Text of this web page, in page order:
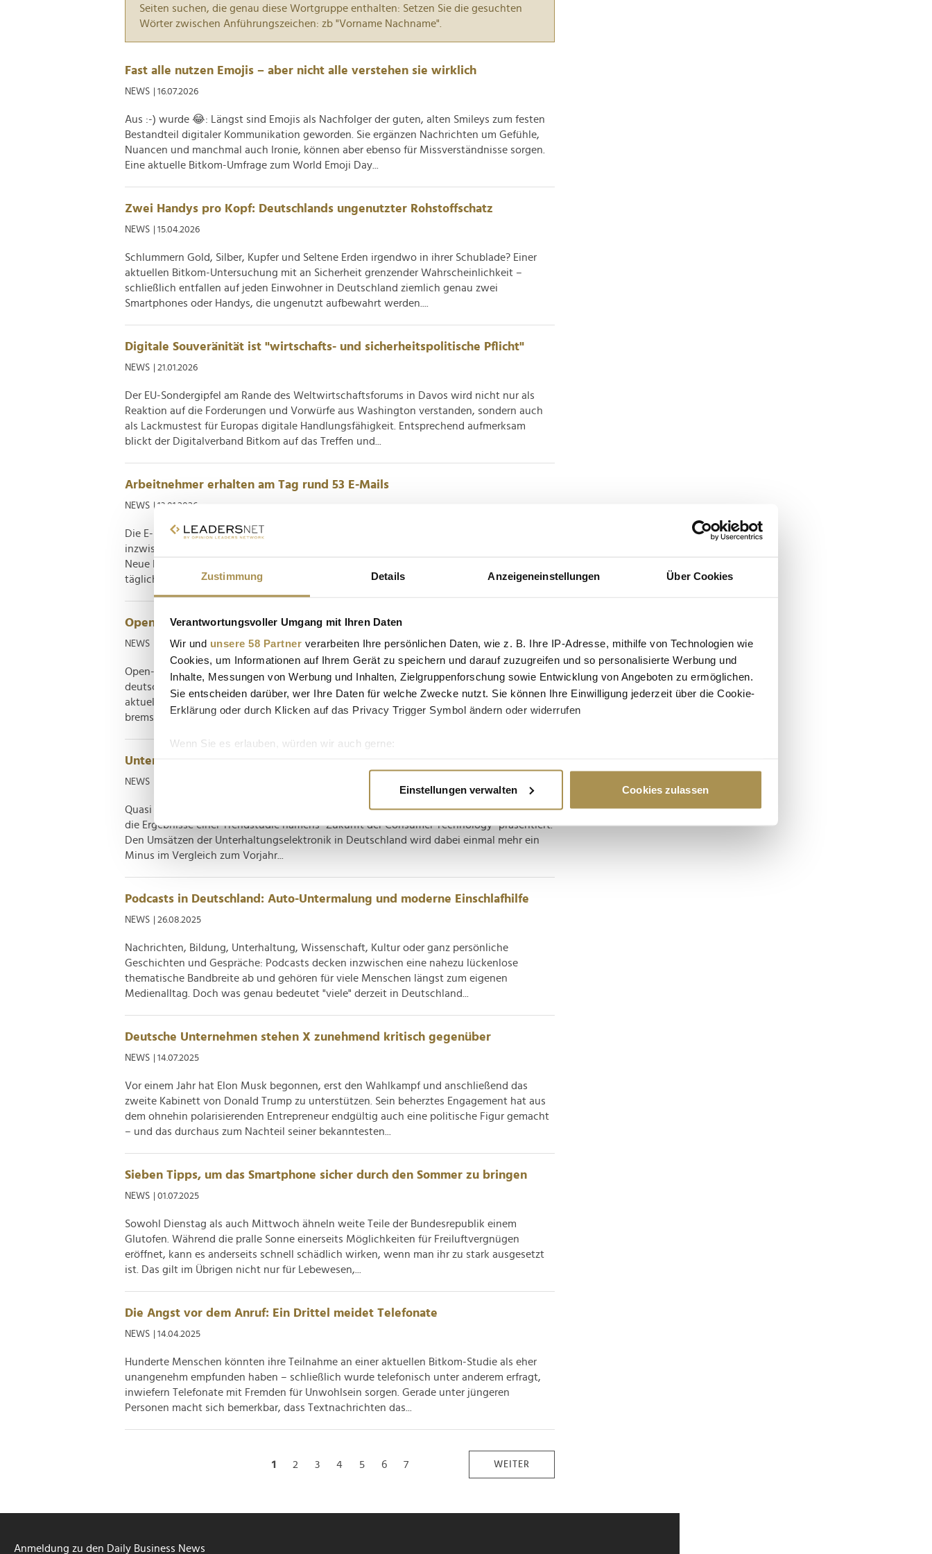
Zustimmung Details Anzeigeneinstellungen Über Cookies
Verantwortungsvoller Umgang mit Ihren Daten
Wir und unsere 58 Partner verarbeiten Ihre persönlichen Daten, wie z. B. Ihre IP-Adresse, mithilfe von Technologien wie
Cookies, um Informationen auf Ihrem Gerät zu speichern und darauf zuzugreifen und so personalisierte Werbung und
Inhalte, Messungen von Werbung und Inhalten, Zielgruppenforschung sowie Entwicklung von Angeboten zu ermöglichen.
Sie entscheiden darüber, wer Ihre Daten für welche Zwecke nutzt. Sie können Ihre Einwilligung jederzeit über die Cookie-
Erklärung oder durch Klicken auf das Privacy Trigger Symbol ändern oder widerrufen
Wenn Sie es erlauben, würden wir auch gerne:
Erfahren Sie mehr darüber, wie Ihre persönlichen Daten verarbeitet werden, und legen Sie Ihre Präferenzen im
Wir verwenden Cookies, um Inhalte und Anzeigen zu personalisieren, Funktionen für soziale Medien anbieten zu können
und die Zugriffe auf unsere Website zu analysieren. Außerdem geben wir Informationen zu Ihrer Verwendung unserer
Website an unsere Partner für soziale Medien, Werbung und Analysen weiter. Unsere Partner führen diese Informationen
möglicherweise mit weiteren Daten zusammen, die Sie ihnen bereitgestellt haben oder die sie im Rahmen Ihrer Nutzung
der Dienste gesammelt haben.
Einstellungen verwalten Cookies zulassen
Seiten suchen, die genau diese Wortgruppe enthalten: Setzen Sie die gesuchten
Wörter zwischen Anführungszeichen: zb "Vorname Nachname".
Fast alle nutzen Emojis – aber nicht alle verstehen sie wirklich
NEWS | 16.07.2026
Aus :-) wurde 😂: Längst sind Emojis als Nachfolger der guten, alten Smileys zum festen
Bestandteil digitaler Kommunikation geworden. Sie ergänzen Nachrichten um Gefühle,
Nuancen und manchmal auch Ironie, können aber ebenso für Missverständnisse sorgen.
Eine aktuelle Bitkom-Umfrage zum World Emoji Day...
Zwei Handys pro Kopf: Deutschlands ungenutzter Rohstoffschatz
NEWS | 15.04.2026
Schlummern Gold, Silber, Kupfer und Seltene Erden irgendwo in ihrer Schublade? Einer
aktuellen Bitkom-Untersuchung mit an Sicherheit grenzender Wahrscheinlichkeit –
schließlich entfallen auf jeden Einwohner in Deutschland ziemlich genau zwei
Smartphones oder Handys, die ungenutzt aufbewahrt werden....
Digitale Souveränität ist "wirtschafts- und sicherheitspolitische Pflicht"
NEWS | 21.01.2026
Der EU-Sondergipfel am Rande des Weltwirtschaftsforums in Davos wird nicht nur als
Reaktion auf die Forderungen und Vorwürfe aus Washington verstanden, sondern auch
als Lackmustest für Europas digitale Handlungsfähigkeit. Entsprechend aufmerksam
blickt der Digitalverband Bitkom auf das Treffen und...
Arbeitnehmer erhalten am Tag rund 53 E-Mails
NEWS | 13.01.2026
Die E-Mail-Flut im Job wächst weiter: Beschäftigte in Deutschland bekommen
inzwischen im Schnitt 53 berufliche Mails pro Tag – deutlich mehr als in den Vorjahren.
Neue BITKOM-Daten zeigen zudem, wie ungleich die Belastung verteilt ist: Viele erhalten
täglich weit über 50, manche sogar 100 und mehr...
Open Source treibt Deutschlands Wirtschaft voran
NEWS | 18.09.2025
Open-Source-Software ist längst kein Nischenphänomen mehr: Drei Viertel aller
deutschen Unternehmen setzen auf quelloffene Lösungen – Tendenz steigend. Doch der
aktuelle Bitkom-Report zeigt auch: Fachkräftemangel und rechtliche Unsicherheiten
bremsen das Potenzial. Der neue " Open Source Monitor 2025...
Unterhaltungselektronik: Umsätze zum fünften Mal in Folge rückläufig
NEWS
Quasi zur Einstimmung auf die IFA 2025, die diesen Freitag in Berlin startet, hat Bitkom
die Ergebnisse einer Trendstudie namens "Zukunft der Consumer Technology" präsentiert.
Den Umsätzen der Unterhaltungselektronik in Deutschland wird dabei einmal mehr ein
Minus im Vergleich zum Vorjahr...
Podcasts in Deutschland: Auto-Untermalung und moderne Einschlafhilfe
NEWS | 26.08.2025
Nachrichten, Bildung, Unterhaltung, Wissenschaft, Kultur oder ganz persönliche
Geschichten und Gespräche: Podcasts decken inzwischen eine nahezu lückenlose
thematische Bandbreite ab und gehören für viele Menschen längst zum eigenen
Medienalltag. Doch was genau bedeutet "viele" derzeit in Deutschland...
Deutsche Unternehmen stehen X zunehmend kritisch gegenüber
NEWS | 14.07.2025
Vor einem Jahr hat Elon Musk begonnen, erst den Wahlkampf und anschließend das
zweite Kabinett von Donald Trump zu unterstützen. Sein beherztes Engagement hat aus
dem ohnehin polarisierenden Entrepreneur endgültig auch eine politische Figur gemacht
– und das durchaus zum Nachteil seiner bekanntesten...
Sieben Tipps, um das Smartphone sicher durch den Sommer zu bringen
NEWS | 01.07.2025
Sowohl Dienstag als auch Mittwoch ähneln weite Teile der Bundesrepublik einem
Glutofen. Während die pralle Sonne einerseits Möglichkeiten für Freiluftvergnügen
eröffnet, kann es anderseits schnell schädlich wirken, wenn man ihr zu stark ausgesetzt
ist. Das gilt im Übrigen nicht nur für Lebewesen,...
Die Angst vor dem Anruf: Ein Drittel meidet Telefonate
NEWS | 14.04.2025
Hunderte Menschen könnten ihre Teilnahme an einer aktuellen Bitkom-Studie als eher
unangenehm empfunden haben – schließlich wurde telefonisch unter anderem erfragt,
inwiefern Telefonate mit Fremden für Unwohlsein sorgen. Gerade unter jüngeren
Personen macht sich bemerkbar, dass Textnachrichten das...
1 2 3 4 5 6 7 WEITER
Anmeldung zu den Daily Business News